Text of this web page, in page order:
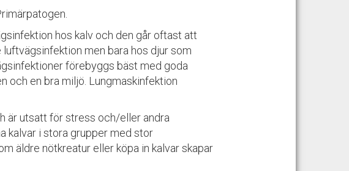
hos kalv och den går oftast att
luftvägsinfektion men bara hos djur som
förebyggs bäst med goda
och en bra miljö. Lungmaskinfektion
är utsatt för stress och/eller andra
kalvar i stora grupper med stor
äldre nötkreatur eller köpa in kalvar skapar